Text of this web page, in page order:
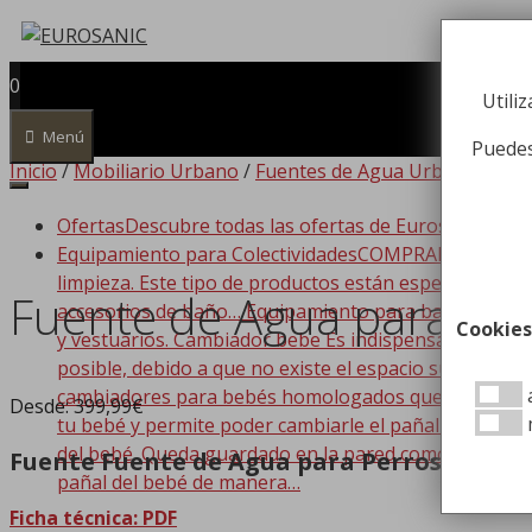
Saltar
contenido
0
Menú
OfertasDescubre todas las ofertas de Eurosanic!!!
Equipamiento para ColectividadesCOMPRAR
limpieza. Este tipo de productos están
accesorios de baño… Equipamiento para baño
y vestuarios. Cambiador bebe Es indispensable que
posible, debido a que no existe el espacio suficiente
cambiadores para bebés homologados que se
tu bebé y permite poder cambiarle el pañal de
del bebé. Queda guardado en la pared como si de
pañal del bebé de manera…
Inicio/Mobiliario Urbano / Fuentes de Agua Urbanas
Fuente de Agua para
Desde:399,99€
Fuente Fuente de Agua para Perros
Ficha técnica: PDF
Cookies